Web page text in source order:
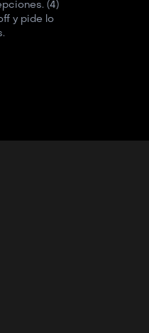
(4)
y pide lo